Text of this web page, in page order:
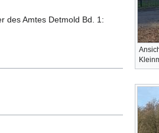
des Amtes Detmold Bd. 1: